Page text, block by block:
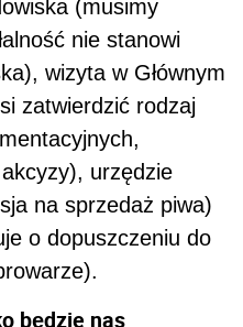
będzie nas
się z tym, że
nas mniej niż
sąbrowary
1200 hl i warzelni
wraz z niezbędnymi
może nas